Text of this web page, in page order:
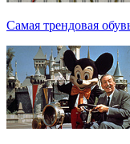
Самая трендовая